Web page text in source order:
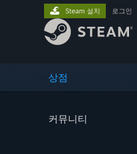
상점
커뮤니티
Steam 설치 로그인